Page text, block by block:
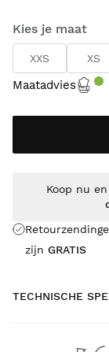
Kies je maat
XXS XS
Maatadvies
zijn GRATIS
Koop nu
TECHNISCHE